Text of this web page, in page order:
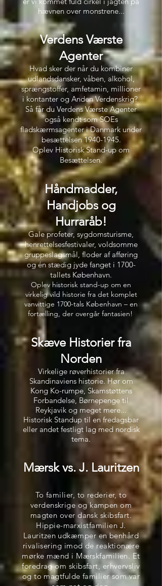
hævnen over monstrene...
Verdens Værste
Agenter
Hvad sker der når du kombiner
udlandsdansker, våben, alkohol,
sprængstoffer, amfetamin, millioner
i kontanter og Anden Verdenskrig?
Så får du Verdens Værste Agenter
også kendt som SOEs
fladskærmsagenter i Danmark under
besættelsen1940-1945.
Oplev Historisk Stand-up om
Besættelsen.
Håndmadder,
Handjobs og
Hurraråb!
Gale profeter, sygdomsturisme,
henrettelsesfestivaler, voldsomme
gruppeslagsmål, floder af afføring
og én stædig jyde fanget i 1700-
tallets København.
Oplev historisk stand-up om en
virkelig vild historie fra det komplet
vanvittige 1700-tals København – en
fortælling, der overgår fantasien!
Skæve Historier fra
Norden
Virkelige røverhistorier fra
Skandinaviens historie. Hør om
Kong Ko-rumpe, Skamstøttens
Forbandelse, Børnepenge til
Reykjavik og meget mere...
Historisk Standup til en fredagsbar
eller andet festligt lagmed nordisk
tema.
Mærsk vs. J. Lauritzen
To familier, to rederier, to
verdenskrige og kampen om
magten over dansk skibsfart.
Hippie-marxistfamilien J.
Lauritzen udkæmper en benhård
rivalisering imod de reaktionære
mørke mænd i Mærskfamilien. Et
foredrag om skibsfart, erhvervsliv
og to magtfulde familier som var